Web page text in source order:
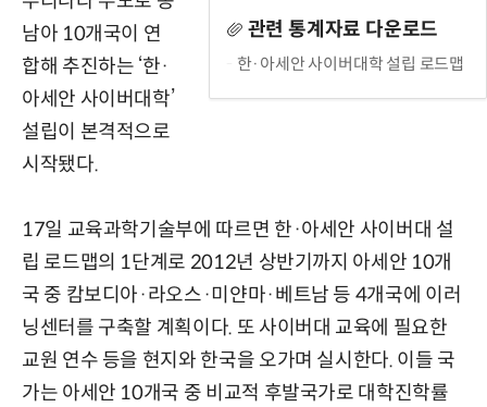
관련 통계자료 다운로드
한·아세안 사이버대학 설립 로드맵
남아 10개국이 연
합해 추진하는 ‘한·
아세안 사이버대학’
설립이 본격적으로
시작됐다.
17일 교육과학기술부에 따르면 한·아세안 사이버대 설
립 로드맵의 1단계로 2012년 상반기까지 아세안 10개
국 중 캄보디아·라오스·미얀마·베트남 등 4개국에 이러
닝센터를 구축할 계획이다. 또 사이버대 교육에 필요한
교원 연수 등을 현지와 한국을 오가며 실시한다. 이들 국
가는 아세안 10개국 중 비교적 후발국가로 대학진학률